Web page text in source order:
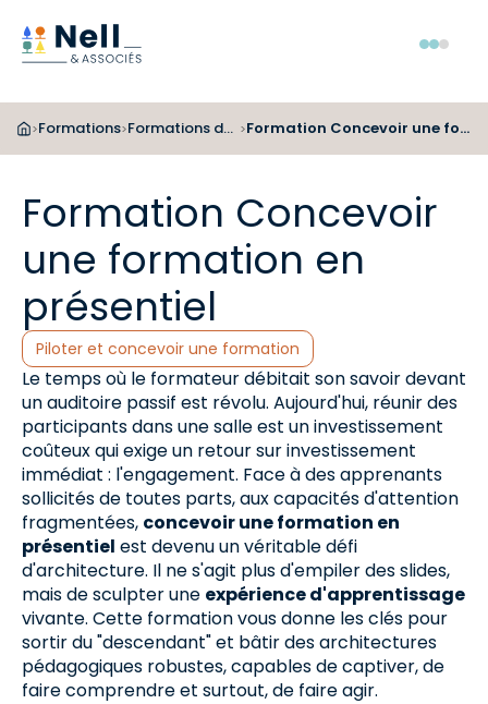
Aller au pied de page
Aller au menu
Aller au contenu
>Formations> Formations de formateurs > Formation Concevoir une formation en présentiel
Formation Concevoir
une formation en
présentiel
Catégories :
Piloter et concevoir une formation
Le temps où le formateur débitait son savoir devant
un auditoire passif est révolu. Aujourd'hui, réunir des
participants dans une salle est un investissement
coûteux qui exige un retour sur investissement
immédiat : l'engagement. Face à des apprenants
sollicités de toutes parts, aux capacités d'attention
fragmentées, concevoir une formation en
présentiel est devenu un véritable défi
d'architecture. Il ne s'agit plus d'empiler des slides,
mais de sculpter une expérience d'apprentissage
vivante. Cette formation vous donne les clés pour
sortir du "descendant" et bâtir des architectures
pédagogiques robustes, capables de captiver, de
faire comprendre et surtout, de faire agir.